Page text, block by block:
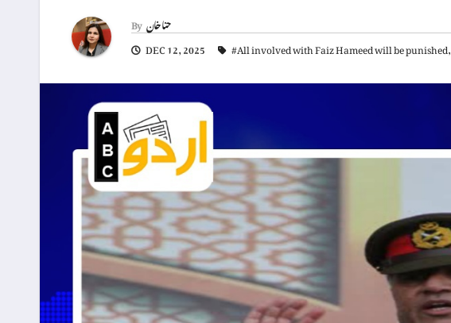
Byحنا خان
DEC 12, 2025
#All involved with Faiz Hameed will be punished,